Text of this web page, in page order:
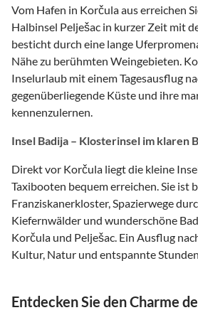
Vom Hafen in Korčula aus erreichen
Halbinsel Pelješac in kurzer Zeit mit
besticht durch eine lange
Nähe zu berühmten Weingebieten.
Inselurlaub mit einem Tagesausflug
gegenüberliegende Küste und ihre
kennenzulernen.
Insel Badija – Klosterinsel im klaren
Direkt vor Korčula liegt die kleine
Taxibooten bequem erreichen. Sie ist
Franziskanerkloster, Spazierwege
Kiefernwälder und wunderschöne
Korčula und Pelješac. Ein Ausflug
Kultur, Natur und entspannte
Entdecken Sie den Charme